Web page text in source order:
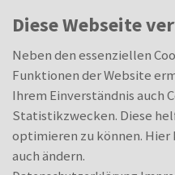
Deine Aufgaben
Diese Webseite
Neben den essenziellen
Funktionen der Website
Ihrem Einverständnis auch
Statistikzwecken. Diese
optimieren zu können. Hier
auch ändern.